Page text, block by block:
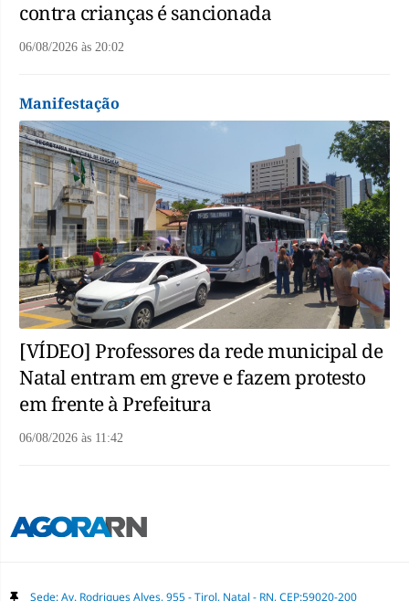
contra crianças é sancionada
06/08/2026 às 20:02
Manifestação
[VÍDEO] Professores da rede municipal de
Natal entram em greve e fazem protesto
em frente à Prefeitura
06/08/2026 às 11:42
Sede: Av. Rodrigues Alves, 955 - Tirol, Natal - RN, CEP:59020-200